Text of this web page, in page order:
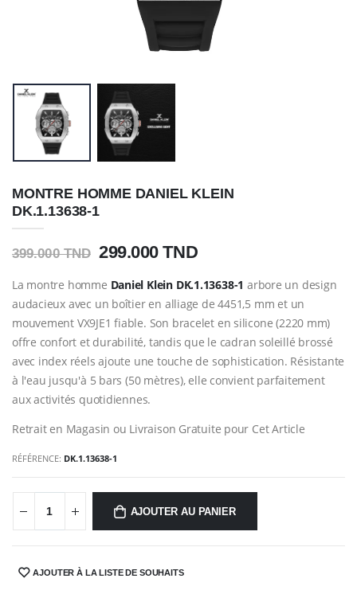
MONTRE HOMME DANIEL KLEIN
DK.1.13638-1
399.000 TND 299.000 TND
La montre homme Daniel Klein DK.1.13638-1 arbore un design
audacieux avec un boîtier en alliage de 4451,5 mm et un
mouvement VX9JE1 fiable. Son bracelet en silicone (2220 mm)
offre confort et durabilité, tandis que le cadran soleillé brossé
avec index réels ajoute une touche de sophistication. Résistante
à l'eau jusqu'à 5 bars (50 mètres), elle convient parfaitement
aux activités quotidiennes.
Retrait en Magasin ou Livraison Gratuite pour Cet Article
RÉFÉRENCE: DK.1.13638-1
AJOUTER AU PANIER
SHARE:AJOUTER À LA LISTE DE SOUHAITS